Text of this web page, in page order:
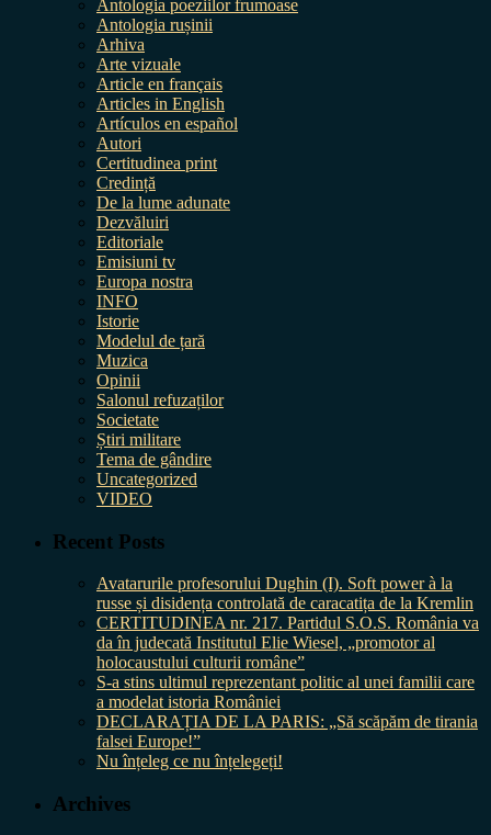
Antologia poeziilor frumoase
Antologia rușinii
Arhiva
Arte vizuale
Article en français
Articles in English
Artículos en español
Autori
Certitudinea print
Credință
De la lume adunate
Dezvăluiri
Editoriale
Emisiuni tv
Europa nostra
INFO
Istorie
Modelul de țară
Muzica
Opinii
Salonul refuzaților
Societate
Știri militare
Tema de gândire
Uncategorized
VIDEO
Recent Posts
Avatarurile profesorului Dughin (I). Soft power à la
russe și disidența controlată de caracatița de la Kremlin
CERTITUDINEA nr. 217. Partidul S.O.S. România va
da în judecată Institutul Elie Wiesel, „promotor al
holocaustului culturii române”
S-a stins ultimul reprezentant politic al unei familii care
a modelat istoria României
DECLARAȚIA DE LA PARIS: „Să scăpăm de tirania
falsei Europe!”
Nu înțeleg ce nu înțelegeți!
Archives